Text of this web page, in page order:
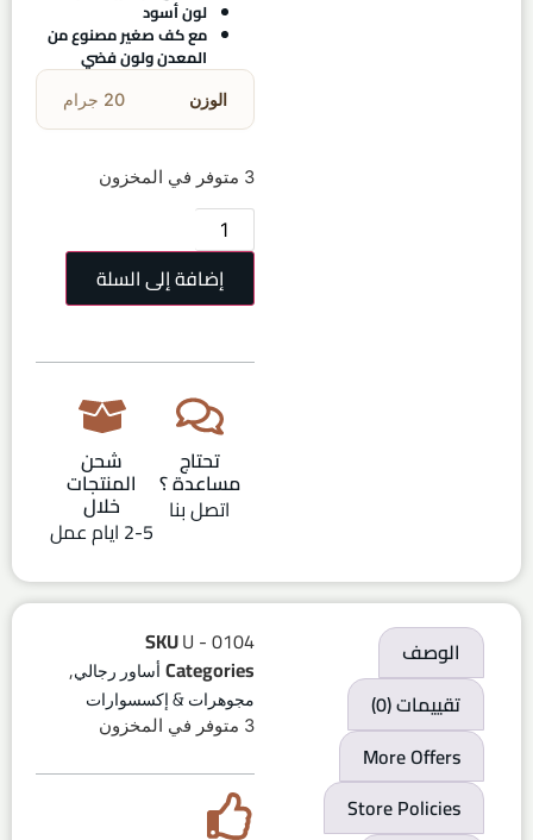
لون أسود
مع كف صغير مصنوع من
المعدن ولون فضي
الوزن 20 جرام
3 متوفر في المخزون
إضافة إلى السلة
تحتاج
مساعدة ؟
اتصل بنا
شحن
المنتجات
خلال
2-5 ايام عمل
الوصف
تقييمات (0)
More Offers
Store Policies
SKUU - 0104
Categories أساور رجالي,
مجوهرات & إكسسوارات
3 متوفر في المخزون